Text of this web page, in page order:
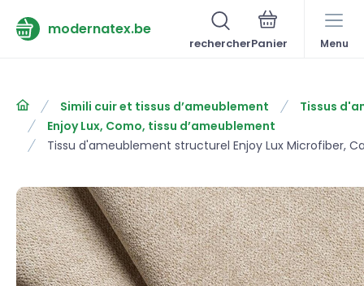
modernatex.be
rechercher Menu
Simili cuir et tissus d’ameublement
Tissus
Enjoy Lux, Como, tissu d’ameublement
Tissu d'ameublement structurel Enjoy Lux Microfiber,